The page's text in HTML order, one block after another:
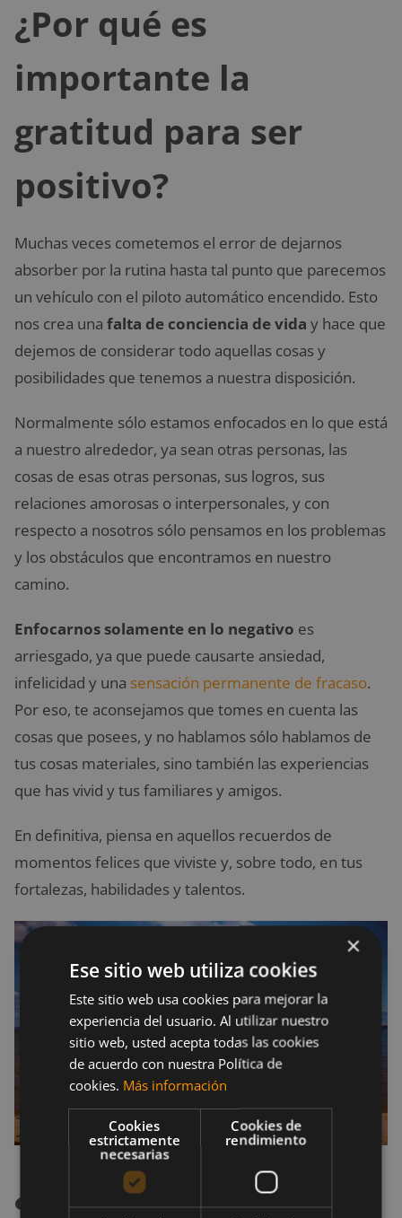
¿Por qué es
importante la
gratitud para ser
positivo?
Muchas veces cometemos el error de dejarnos
absorber por la rutina hasta tal punto que parecemos
un vehículo con el piloto automático encendido. Esto
nos crea una falta de conciencia de vida y hace que
dejemos de considerar todo aquellas cosas y
posibilidades que tenemos a nuestra disposición.
Normalmente sólo estamos enfocados en lo que está
a nuestro alrededor, ya sean otras personas, las
cosas de esas otras personas, sus logros, sus
relaciones amorosas o interpersonales, y con
respecto a nosotros sólo pensamos en los problemas
y los obstáculos que encontramos en nuestro
camino.
Enfocarnos solamente en lo negativo es
arriesgado, ya que puede causarte ansiedad,
infelicidad y una sensación permanente de fracaso.
Por eso, te aconsejamos que tomes en cuenta las
cosas que posees, y no hablamos sólo hablamos de
tus cosas materiales, sino también las experiencias
que has vivid y tus familiares y amigos.
En definitiva, piensa en aquellos recuerdos de
momentos felices que viviste y, sobre todo, en tus
fortalezas, habilidades y talentos.
¿Cómo comenzar a
×
Ese sitio web utiliza cookies
Este sitio web usa cookies para mejorar la
experiencia del usuario. Al utilizar nuestro
sitio web, usted acepta todas las cookies
de acuerdo con nuestra Política de
cookies. Más información
Cookies
estrictamente
necesarias
Cookies de
rendimiento